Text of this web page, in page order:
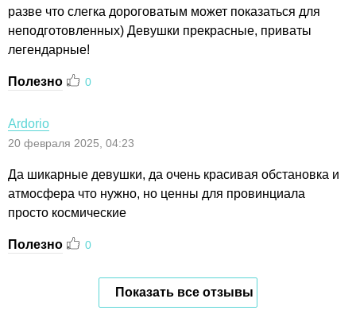
разве что слегка дороговатым может показаться для
неподготовленных) Девушки прекрасные, приваты
легендарные!
Полезно 0
Ardorio
20 февраля 2025, 04:23
Да шикарные девушки, да очень красивая обстановка и
атмосфера что нужно, но ценны для провинциала
просто космические
Полезно 0
Показать все отзывы